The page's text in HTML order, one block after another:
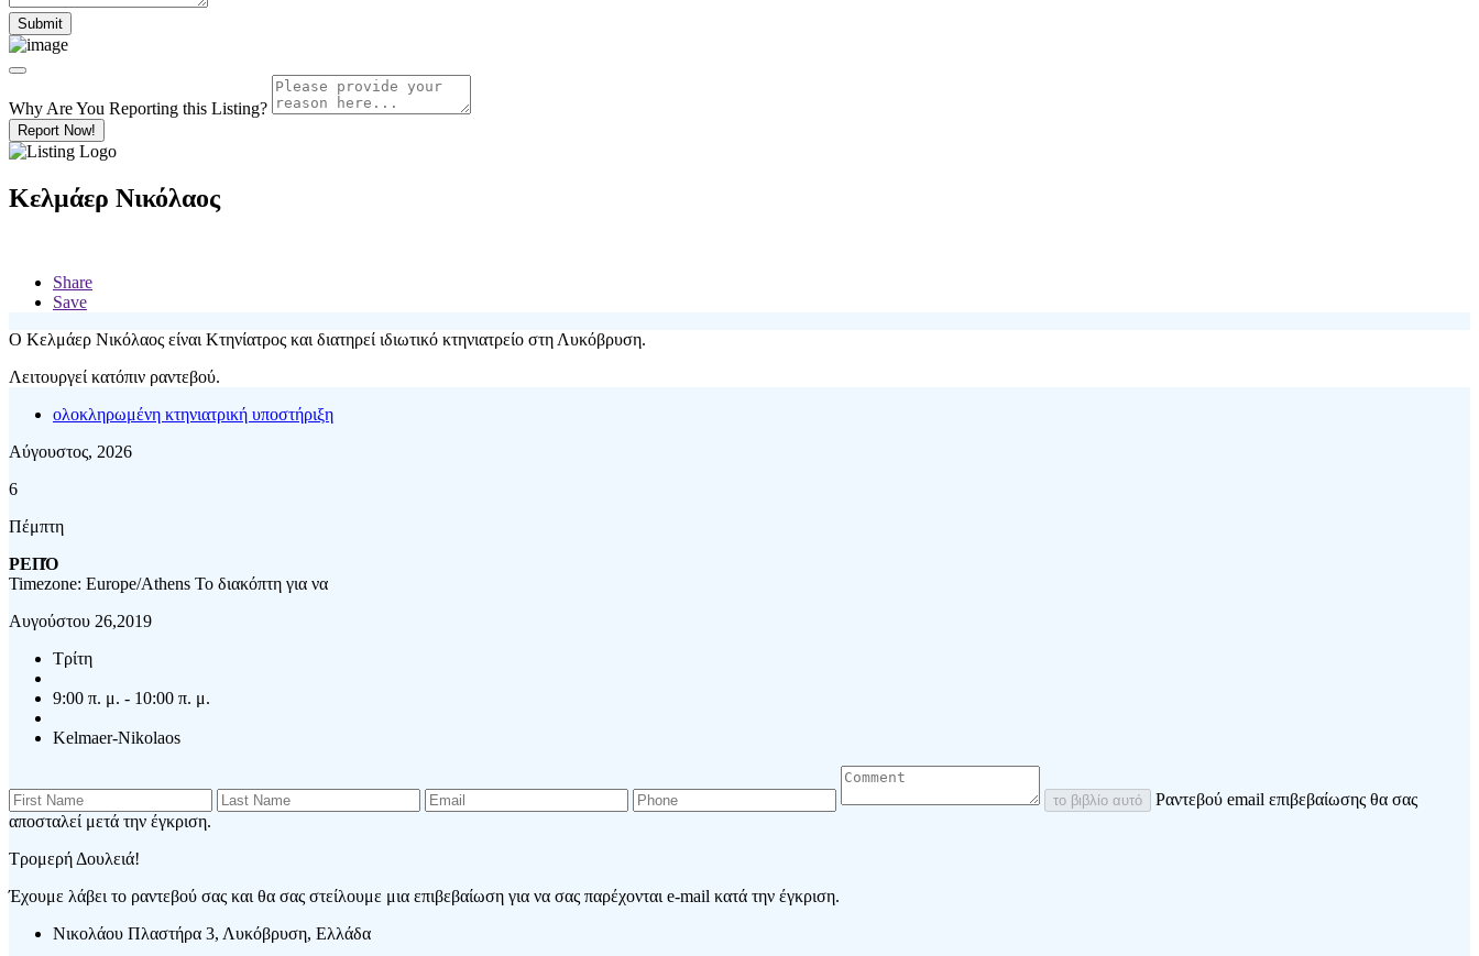
Why Are You Reporting this Listing?
Report Now!
Κελμάερ Νικόλαος
Share
Save
Ο Κελμάερ Νικόλαος είναι Κτηνίατρος και διατηρεί ιδιωτικό κτηνιατρείο στη Λυκόβρυση.
Λειτουργεί κατόπιν ραντεβού.
ολοκληρωμένη κτηνιατρική υποστήριξη
Αύγουστος, 2026
6
Πέμπτη
ΡΕΠΌ
Timezone: Europe/Athens Το διακόπτη για να
Αυγούστου 26,2019
Τρίτη
9:00 π. μ. - 10:00 π. μ.
Kelmaer-Nikolaos
το βιβλίο αυτό
Ραντεβού email επιβεβαίωσης θα σας
αποσταλεί μετά την έγκριση.
Τρομερή Δουλειά!
Έχουμε λάβει το ραντεβού σας και θα σας στείλουμε μια επιβεβαίωση για να σας παρέχονται e-mail κατά την έγκριση.
Νικολάου Πλαστήρα 3, Λυκόβρυση, Ελλάδα